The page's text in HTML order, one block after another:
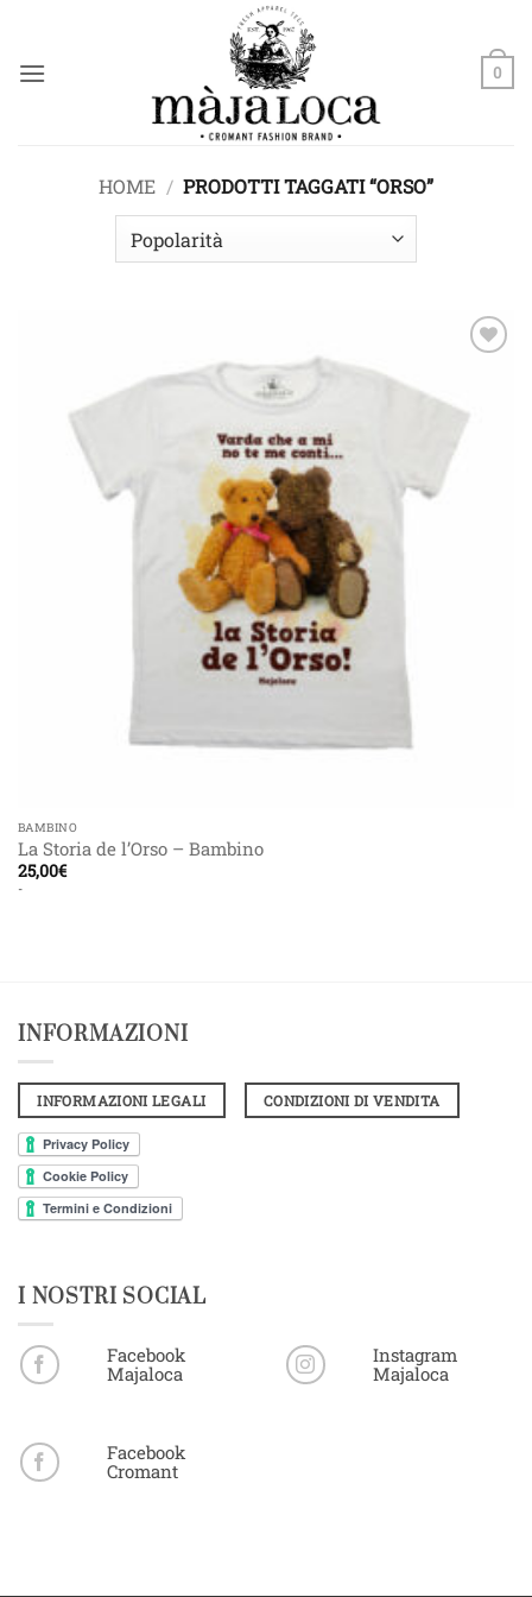
contenuti
0
HOME / PRODOTTI TAGGATI “ORSO”
BAMBINO
La Storia de l’Orso – Bambino
25,00€
-
INFORMAZIONI
INFORMAZIONI LEGALI CONDIZIONI DI VENDITA
I NOSTRI SOCIAL
Facebook
Majaloca
Instagram
Majaloca
Facebook
Cromant